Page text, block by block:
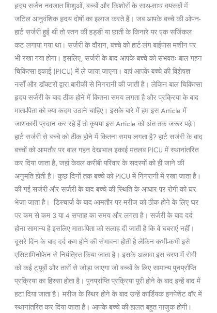
हृदय सर्जन नवजात शिशुओं, बच्चों और किशोरों के साथ-साथ वयस्कों में
जटिल आनुवंशिक हृदय दोषों का इलाज करते हैं। जब आपके बच्चे की ओपन-
हार्ट सर्जरी हुई थी तो स्तन की हड्डी या छाती के किनारे पर एक सर्जिकल
कट लगाया गया था। सर्जरी के दौरान, बच्चे को हार्ट-लंग बाईपास मशीन पर
भी रखा गया होगा। इसलिए, सर्जरी के बाद आपके बच्चे को संभवतः बाल गहन
चिकित्सा इकाई (PICU) में ले जाया जाएगा। वहां आपके बच्चे की विशेषज्ञ
नर्सों और डॉक्टरों द्वारा बारीकी से निगरानी की जाती है। लेकिन बाल चिकित्सा
हृदय सर्जरी के बाद ठीक होने में कितना समय लगता है और प्रक्रिया के बाद
माता-पिता को क्या कदम उठाने चाहिए। इसके बारे में हम इस Article में
जाणकारी प्रदान कर रहे हैं तो कृपया इस Article को अंत तक जरूर पढे़।
हार्ट सर्जरी से बच्चे को ठीक होने में कितना समय लगता है? हार्ट सर्जरी के बाद
बच्चों को आमतौर पर बाल गहन देखभाल इकाई मतलब PICU में स्थानांतरित
कर दिया जाता है, जहां केवल करीबी परिवार के सदस्यों को ही जाने की
अनुमति होती है। कुछ दिनों तक बच्चे को PICU में निगरानी में रखा जाता है।
की गई सर्जरी और सर्जरी के बाद बच्चे की स्थिति के आधार पर रोगी को घर
भेजा जाता है। डिस्चार्ज के बाद आमतौर पर मरीज को ठीक होने के लिए घर
पर कम से कम 3 या 4 सप्ताह का समय और लगता है। सर्जरी के बाद दर्द
होना सामान्य है इसलिए माता-पिता को सलाह दी जाती है कि वे घबराएं नहीं।
दूसरे दिन के बाद दर्द कम होने की संभावना होती है लेकिन कभी-कभी इसे
एसिटामिनोफेन से नियंत्रित किया जाता है। इसके अलावा इस चरण में रोगी
को कई ट्यूबों और तारों से जोड़ा जाएगा जो बच्चों के लिए सामान्य पुनर्प्राप्ति
प्रक्रिया का हिस्सा होता है। पुनर्प्राप्ति प्रक्रिया पूरी होने के बाद इन्हें बाद में
हटा दिया जाता है। मरीज के स्थिर होने के बाद उन्हें कार्डियक इनपेशेंट वॉर में
स्थानांतरित कर दिया जाता है। आपके बच्चे की हालत बहुत नाजुक होगी।
समय
लगता
है?